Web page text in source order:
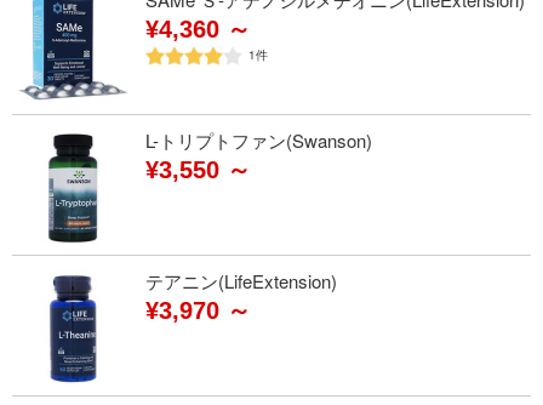
¥4,360 ～
1件
L-トリプトファン(Swanson)
¥3,550 ～
テアニン(LifeExtension)
¥3,970 ～